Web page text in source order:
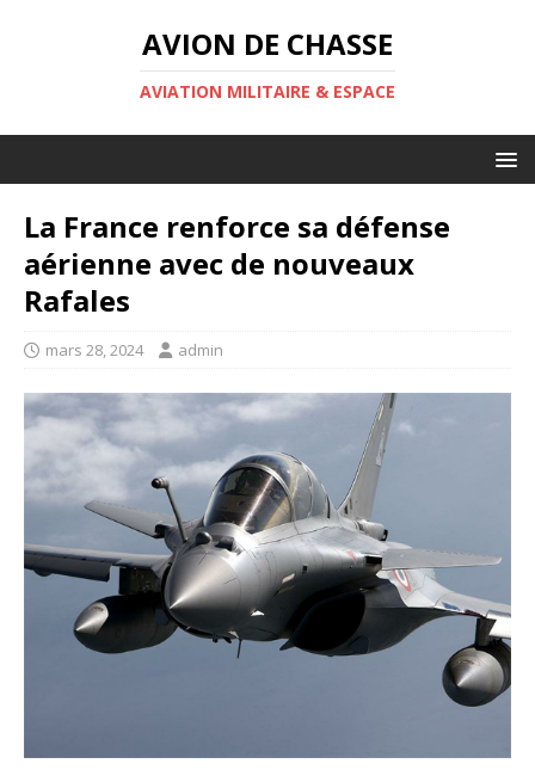
AVION DE CHASSE
AVIATION MILITAIRE & ESPACE
La France renforce sa défense
aérienne avec de nouveaux
Rafales
mars 28, 2024 admin